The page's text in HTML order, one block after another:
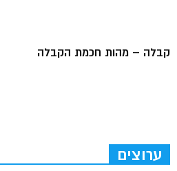
קבלה – מהות חכמת הקבלה
ערוצים